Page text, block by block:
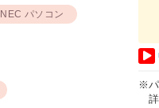
※パ
詳
NEC パソコン